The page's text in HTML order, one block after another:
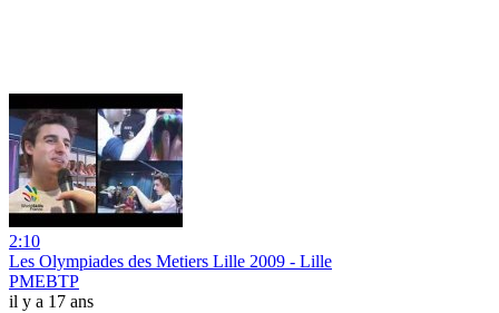
2:10
Les Olympiades des Metiers Lille 2009 - Lille
PMEBTP
il y a 17 ans